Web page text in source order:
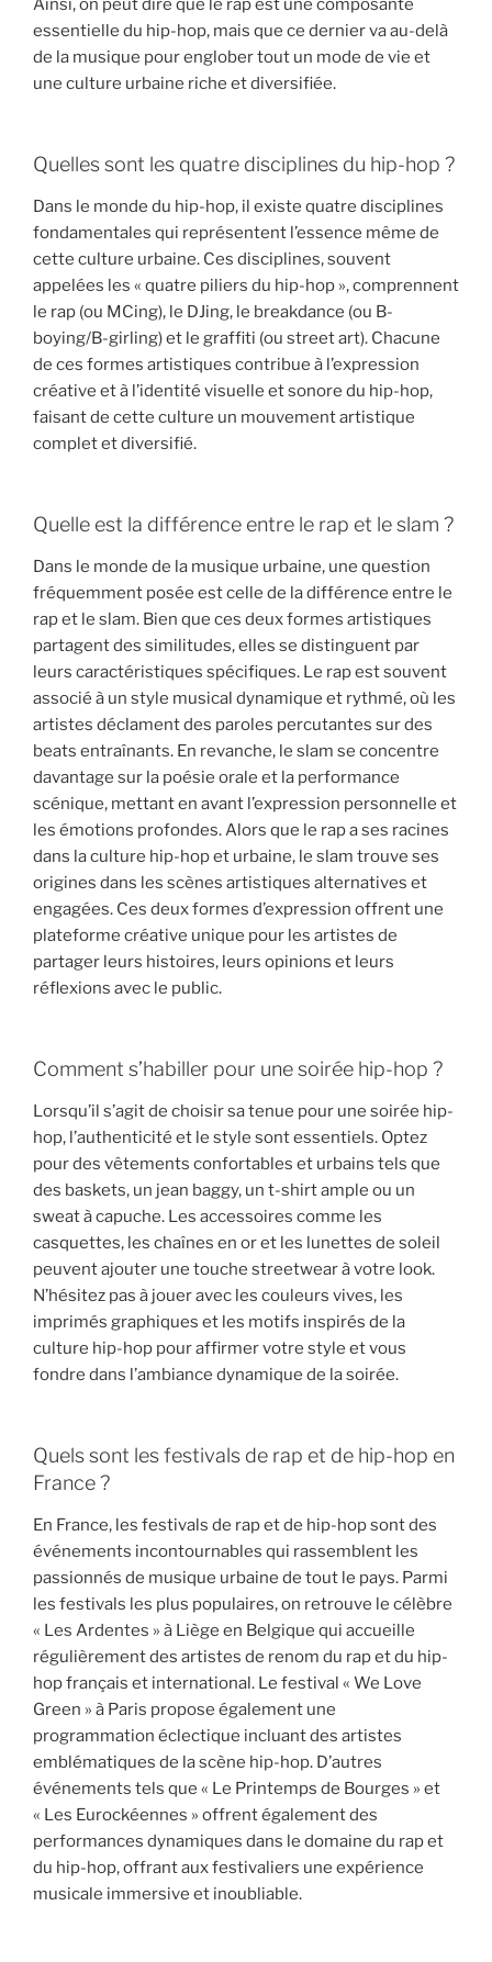
Ainsi, on peut dire que le rap est une composante
essentielle du hip-hop, mais que ce dernier va au-delà
de la musique pour englober tout un mode de vie et
une culture urbaine riche et diversifiée.
Quelles sont les quatre disciplines du hip-hop ?
Dans le monde du hip-hop, il existe quatre disciplines
fondamentales qui représentent l’essence même de
cette culture urbaine. Ces disciplines, souvent
appelées les « quatre piliers du hip-hop », comprennent
le rap (ou MCing), le DJing, le breakdance (ou B-
boying/B-girling) et le graffiti (ou street art). Chacune
de ces formes artistiques contribue à l’expression
créative et à l’identité visuelle et sonore du hip-hop,
faisant de cette culture un mouvement artistique
complet et diversifié.
Quelle est la différence entre le rap et le slam ?
Dans le monde de la musique urbaine, une question
fréquemment posée est celle de la différence entre le
rap et le slam. Bien que ces deux formes artistiques
partagent des similitudes, elles se distinguent par
leurs caractéristiques spécifiques. Le rap est souvent
associé à un style musical dynamique et rythmé, où les
artistes déclament des paroles percutantes sur des
beats entraînants. En revanche, le slam se concentre
davantage sur la poésie orale et la performance
scénique, mettant en avant l’expression personnelle et
les émotions profondes. Alors que le rap a ses racines
dans la culture hip-hop et urbaine, le slam trouve ses
origines dans les scènes artistiques alternatives et
engagées. Ces deux formes d’expression offrent une
plateforme créative unique pour les artistes de
partager leurs histoires, leurs opinions et leurs
réflexions avec le public.
Comment s’habiller pour une soirée hip-hop ?
Lorsqu’il s’agit de choisir sa tenue pour une soirée hip-
hop, l’authenticité et le style sont essentiels. Optez
pour des vêtements confortables et urbains tels que
des baskets, un jean baggy, un t-shirt ample ou un
sweat à capuche. Les accessoires comme les
casquettes, les chaînes en or et les lunettes de soleil
peuvent ajouter une touche streetwear à votre look.
N’hésitez pas à jouer avec les couleurs vives, les
imprimés graphiques et les motifs inspirés de la
culture hip-hop pour affirmer votre style et vous
fondre dans l’ambiance dynamique de la soirée.
Quels sont les festivals de rap et de hip-hop en
France ?
En France, les festivals de rap et de hip-hop sont des
événements incontournables qui rassemblent les
passionnés de musique urbaine de tout le pays. Parmi
les festivals les plus populaires, on retrouve le célèbre
« Les Ardentes » à Liège en Belgique qui accueille
régulièrement des artistes de renom du rap et du hip-
hop français et international. Le festival « We Love
Green » à Paris propose également une
programmation éclectique incluant des artistes
emblématiques de la scène hip-hop. D’autres
événements tels que « Le Printemps de Bourges » et
« Les Eurockéennes » offrent également des
performances dynamiques dans le domaine du rap et
du hip-hop, offrant aux festivaliers une expérience
musicale immersive et inoubliable.